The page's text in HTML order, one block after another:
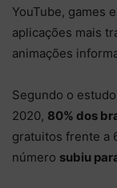
YouTube, games
aplicações mais
animações
Segundo o estudo
2020, 80% dos
gratuitos frente a
número subiu